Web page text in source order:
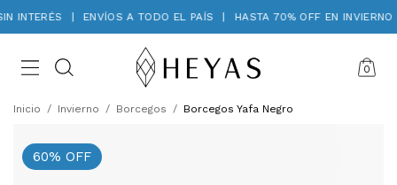
INTERÉS ENVÍOS A TODO EL PAÍS HASTA 70% OFF EN INVIERNO
0
Inicio / Invierno / Borcegos / Borcegos Yafa Negro
60% OFF